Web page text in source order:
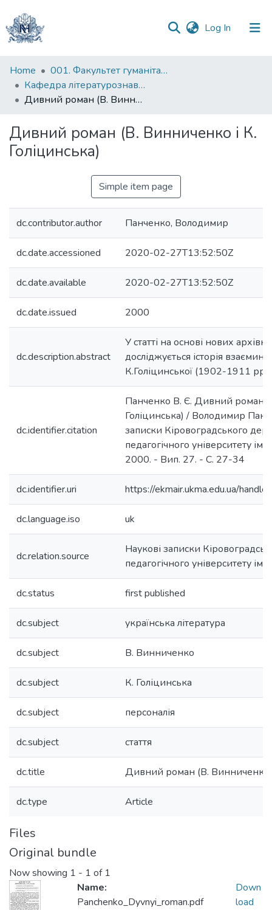
Log In (current)
Communities
&
Collections
Statistics
Home
001. Факультет гуманітарних наук
Кафедра літературознавства імені Володимира Моренця
Дивний роман (В. Винниченко і К. Голіцинська)
Дивний роман (В. Винниченко і К.
Голіцинська)
Simple item page
dc.contributor.author Панченко, Володимир
dc.date.accessioned 2020-02-27T13:52:50Z
dc.date.available 2020-02-27T13:52:50Z
dc.date.issued 2000
dc.description.abstract
У статті на основі нових
досліджується історія
К.Голіцинської (1902-1911 рр.).
dc.identifier.citation
Панченко В. Є. Дивний роман
Голіцинська) / Володимир
записки Кіровоградського
педагогічного університету
2000. - Вип. 27. - С. 27-34
dc.identifier.uri https://ekmair.ukma.edu.ua/
dc.language.iso uk
dc.relation.source
Наукові записки
педагогічного університету
dc.status first published
dc.subject українська література
dc.subject В. Винниченко
dc.subject К. Голіцинська
dc.subject персоналія
dc.subject стаття
dc.title Дивний роман (В. Винниченко
dc.type Article
Files
Original bundle
Now showing 1 - 1 of 1
Name:
Panchenko_Dyvnyi_roman.pdf
Down
load